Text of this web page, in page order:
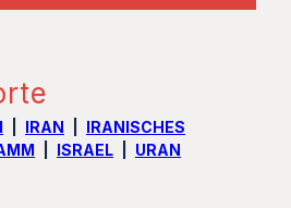
IRAN
IRANISCHES
ISRAEL URAN